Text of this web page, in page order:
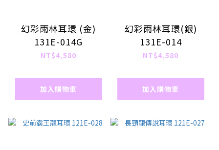
幻彩雨林耳環 (金)
131E-014G
NT$4,580
加入購物車
幻彩雨林耳環(銀)
131E-014
NT$4,580
加入購物車